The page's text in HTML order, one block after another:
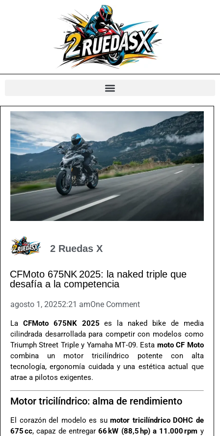
2 Ruedas X
CFMoto 675NK 2025: la naked triple que
desafía a la competencia
agosto 1, 20252:21 amOne Comment
La CFMoto 675NK 2025 es la naked bike de media
cilindrada desarrollada para competir con modelos como
Triumph Street Triple y Yamaha MT‑09. Esta moto CF Moto
combina un motor tricilíndrico potente con alta
tecnología, ergonomía cuidada y una estética actual que
atrae a pilotos exigentes.
Motor tricilíndrico: alma de rendimiento
El corazón del modelo es su motor tricilíndrico DOHC de
675 cc, capaz de entregar66 kW (88,5 hp) a 11.000 rpm y